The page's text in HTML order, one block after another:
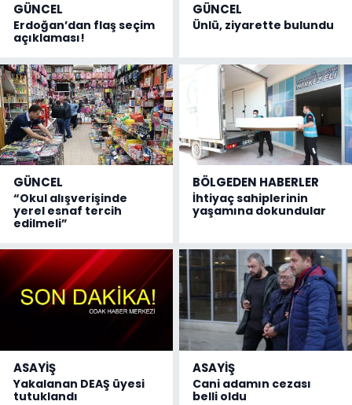
GÜNCEL
Erdoğan’dan flaş seçim
açıklaması!
GÜNCEL
Ünlü, ziyarette bulundu
GÜNCEL
“Okul alışverişinde
yerel esnaf tercih
edilmeli”
BÖLGEDEN HABERLER
İhtiyaç sahiplerinin
yaşamına dokundular
ASAYİŞ
Yakalanan DEAŞ üyesi
tutuklandı
ASAYİŞ
Cani adamın cezası
belli oldu